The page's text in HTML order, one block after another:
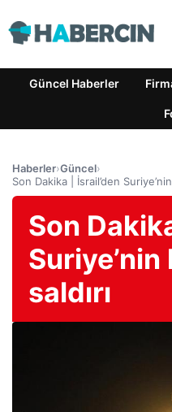
Güncel Haberler
Haberler›Güncel›
Son Dakika | İsrail’den
Son
saldırı